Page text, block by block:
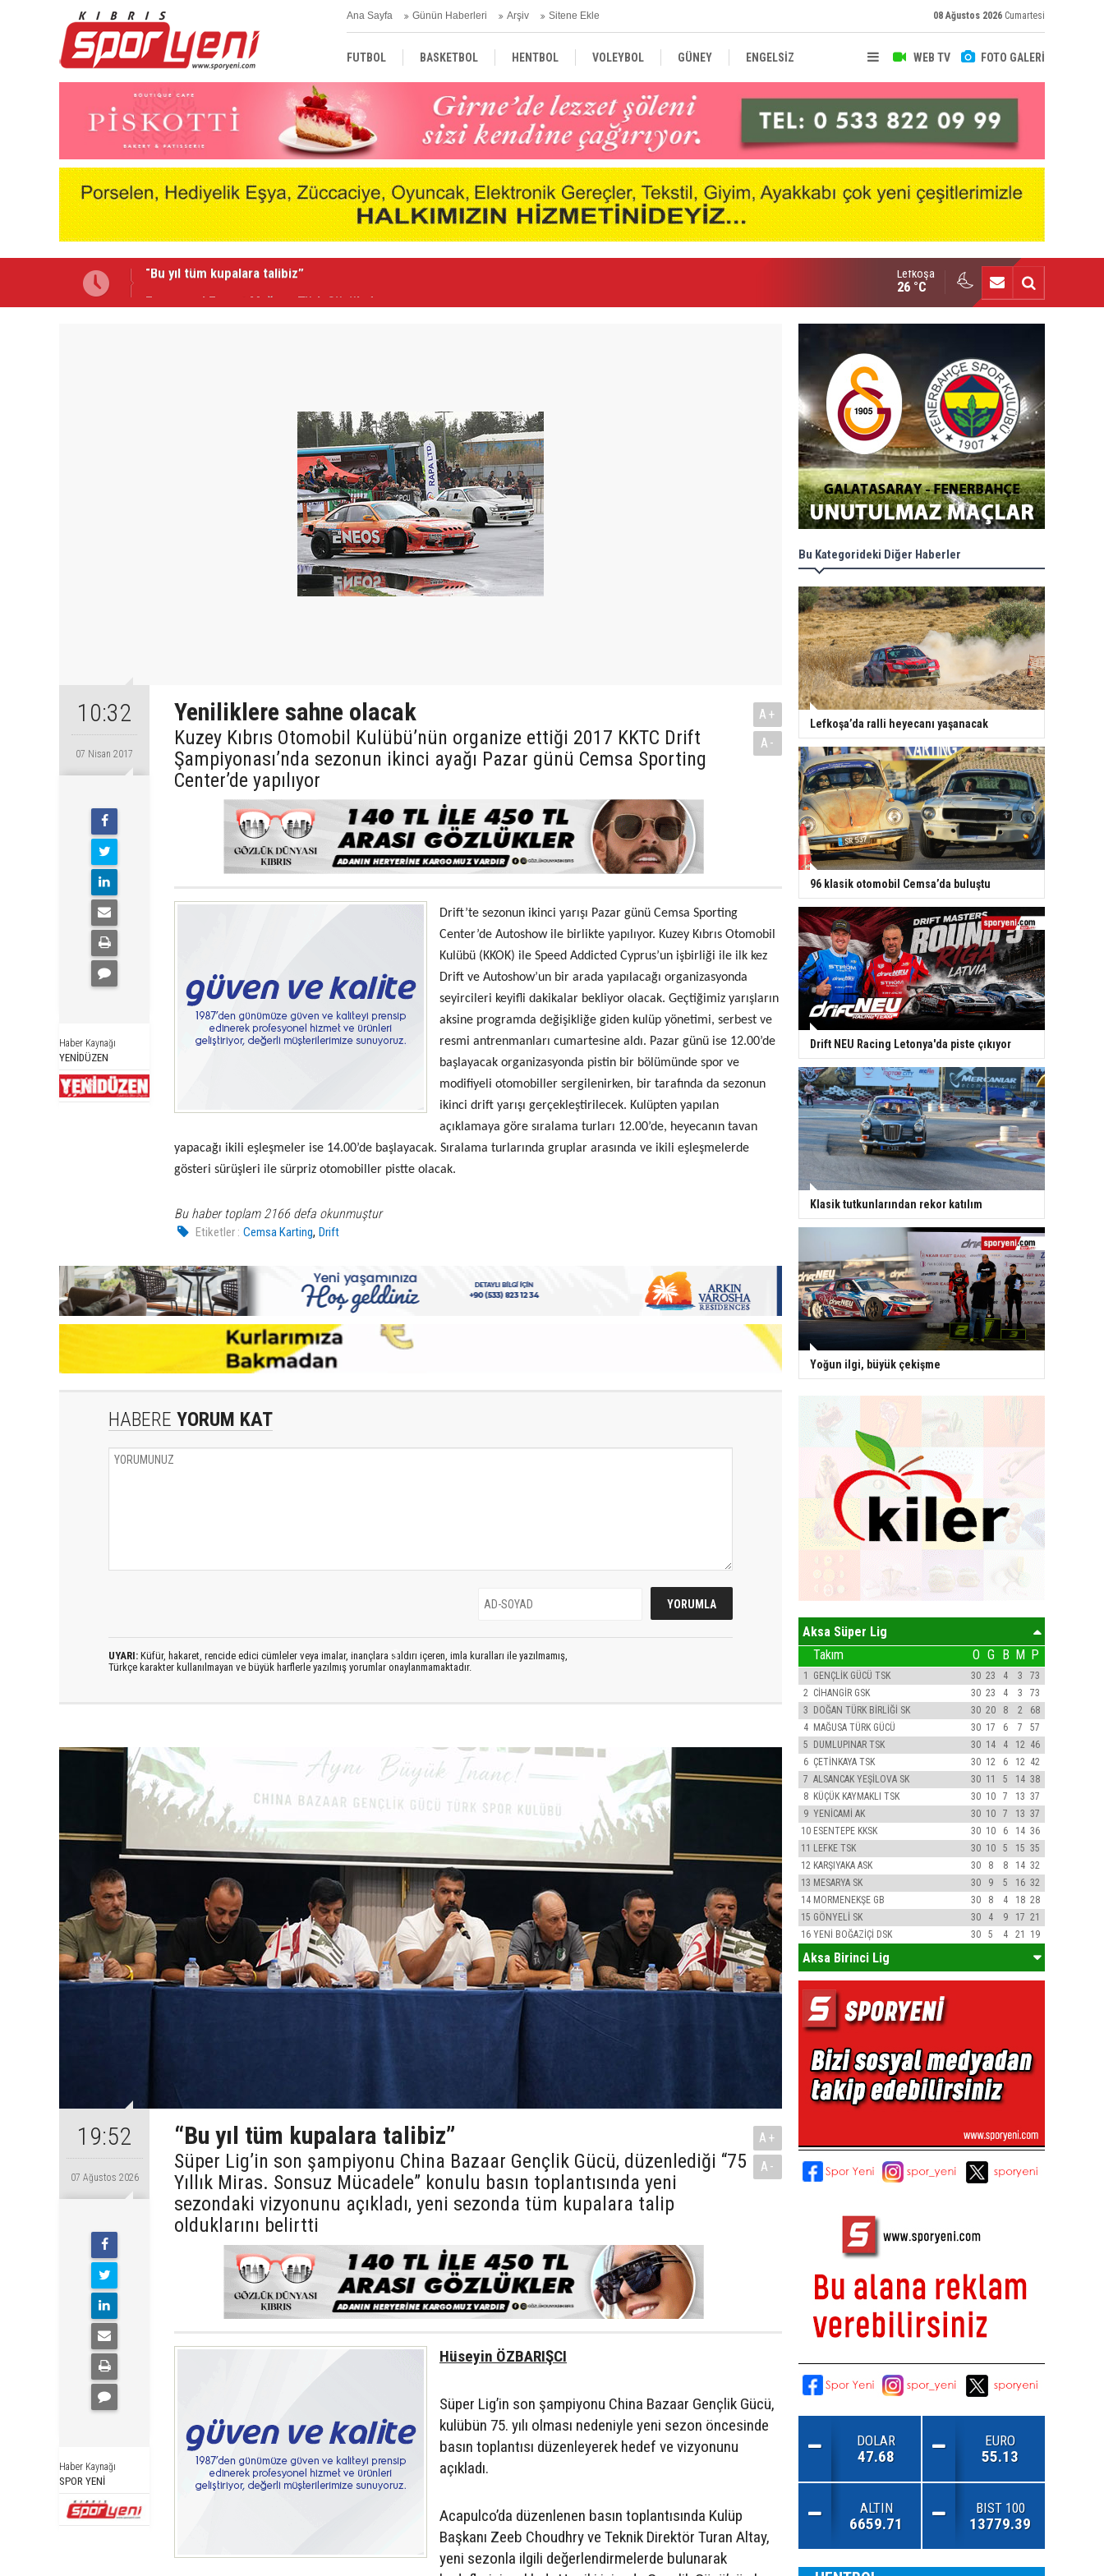
Ana Sayfa Günün Haberleri Arşiv Sitene Ekle 08 Ağustos 2026 Cumartesi
WEB TV FOTO GALERİ
FUTBOL BASKETBOL HENTBOL VOLEYBOL GÜNEY ENGELSİZ
TÜRKİYE AVRUPA DÜNYA
Emmanuel Ernest Mağusa Türk Gücü'nde
Lefkoşa
26 °C
10:32
07 Nisan 2017
Haber Kaynağı
YENİDÜZEN
Yeniliklere sahne olacak
Kuzey Kıbrıs Otomobil Kulübü’nün organize ettiği 2017 KKTC Drift
Şampiyonası’nda sezonun ikinci ayağı Pazar günü Cemsa Sporting
Center’de yapılıyor
A+
A-
Drift’te sezonun ikinci yarışı Pazar günü Cemsa Sporting
Center’de Autoshow ile birlikte yapılıyor. Kuzey Kıbrıs Otomobil
Kulübü (KKOK) ile Speed Addicted Cyprus’un işbirliği ile ilk kez
Drift ve Autoshow’un bir arada yapılacağı organizasyonda
seyircileri keyifli dakikalar bekliyor olacak. Geçtiğimiz yarışların
aksine programda değişikliğe giden kulüp yönetimi, serbest ve
resmi antrenmanları cumartesine aldı. Pazar günü ise 12.00’de
başlayacak organizasyonda pistin bir bölümünde spor ve
modifiyeli otomobiller sergilenirken, bir tarafında da sezonun
ikinci drift yarışı gerçekleştirilecek. Kulüpten yapılan
açıklamaya göre sıralama turları 12.00’de, heyecanın tavan
yapacağı ikili eşleşmeler ise 14.00’de başlayacak. Sıralama turlarında gruplar arasında ve ikili eşleşmelerde
gösteri sürüşleri ile sürpriz otomobiller pistte olacak.
Bu haber toplam 2166 defa okunmuştur
Etiketler : Cemsa Karting,Drift
HABERE YORUM KAT
UYARI: Küfür, hakaret, rencide edici cümleler veya imalar, inançlara saldırı içeren, imla kuralları ile yazılmamış,
Türkçe karakter kullanılmayan ve büyük harflerle yazılmış yorumlar onaylanmamaktadır.
19:52
07 Ağustos 2026
Haber Kaynağı
SPOR YENİ
“Bu yıl tüm kupalara talibiz”
Süper Lig’in son şampiyonu China Bazaar Gençlik Gücü, düzenlediği “75
Yıllık Miras. Sonsuz Mücadele” konulu basın toplantısında yeni
sezondaki vizyonunu açıkladı, yeni sezonda tüm kupalara talip
olduklarını belirtti
A+
A-
Hüseyin ÖZBARIŞCI
Süper Lig’in son şampiyonu China Bazaar Gençlik Gücü,
kulübün 75. yılı olması nedeniyle yeni sezon öncesinde
basın toplantısı düzenleyerek hedef ve vizyonunu
açıkladı.
Acapulco’da düzenlenen basın toplantısında Kulüp
Başkanı Zeeb Choudhry ve Teknik Direktör Turan Altay,
yeni sezonla ilgili değerlendirmelerde bulunarak
Bu Kategorideki Diğer Haberler
Lefkoşa’da ralli heyecanı yaşanacak
96 klasik otomobil Cemsa’da buluştu
Drift NEU Racing Letonya'da piste çıkıyor
Klasik tutkunlarından rekor katılım
Yoğun ilgi, büyük çekişme
Aksa Süper Lig
S
Takım O G B M P
1 GENÇLİK GÜCÜ TSK 30 23 4 3
73
2 CİHANGİR GSK 30 23 4 3
73
3 DOĞAN TÜRK BİRLİĞİ SK 30 20 8 2
68
4 MAĞUSA TÜRK GÜCÜ 30 17 6 7
57
5 DUMLUPINAR TSK 30 14 4 12 46
6 ÇETİNKAYA TSK 30 12 6 12 42
7 ALSANCAK YEŞİLOVA SK 30 11 5 14 38
8 KÜÇÜK KAYMAKLI TSK 30 10 7 13 37
9 YENİCAMİ AK 30 10 7 13 37
10 ESENTEPE KKSK 30 10 6 14 36
11 LEFKE TSK 30 10 5 15 35
12 KARŞIYAKA ASK 30 8 8 14 32
13 MESARYA SK 30 9 5 16 32
14 MORMENEKŞE GB 30 8 4 18 28
15 GÖNYELİ SK 30 4 9 17 21
16 YENİ BOĞAZİÇİ DSK 30 5 4 21 19
Aksa Birinci Lig
DOLAR
47.68
EURO
55.13
ALTIN
6659.71
BIST 100
13779.39